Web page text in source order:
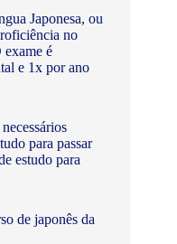
Japonesa, ou
no
exame é
e 1x por ano
para passar
estudo para
de japonês da